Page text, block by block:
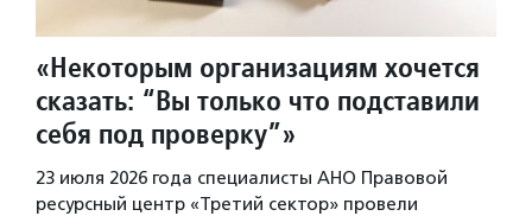
«Некоторым организациям хочется
сказать: “Вы только что подставили
себя под проверку”»
23 июля 2026 года специалисты АНО Правовой
ресурсный центр «Третий сектор» провели